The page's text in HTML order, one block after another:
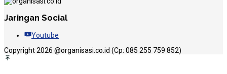
Jaringan Social
Youtube
Copyright 2026 @organisasi.co.id (Cp: 085 255 759 852)